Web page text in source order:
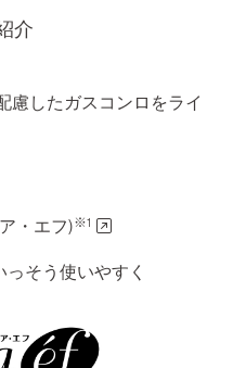
介
慮したガスコンロをライ
・エフ)※1
そう使いやすく